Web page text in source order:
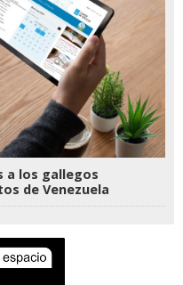
a los gallegos
de Venezuela